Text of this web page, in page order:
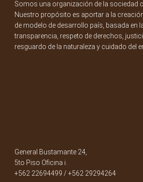
Somos una organización de la sociedad
Nuestro propósito es aportar a la
de modelo de desarrollo país, basada en
transparencia, respeto de derechos,
resguardo de la naturaleza y cuidado del
General Bustamante 24,
5to Piso Oficina i.
+562 22694499 / +562 29294264